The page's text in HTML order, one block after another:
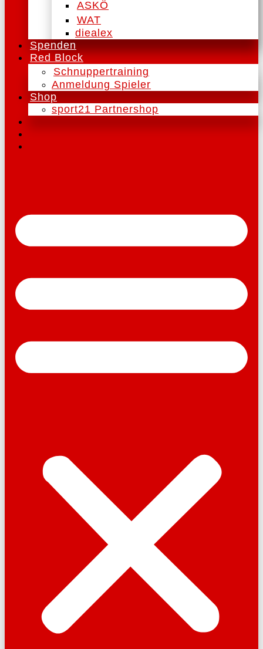
ASKÖ
WAT
diealex
Spenden
Red Block
Schnuppertraining
Anmeldung Spieler
Shop
sport21 Partnershop